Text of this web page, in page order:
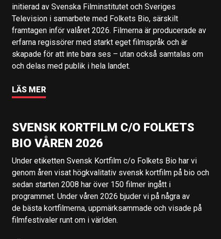
initierad av Svenska Filminstitutet och Sveriges
Television i samarbete med Folkets Bio, särskilt
framtagen inför valåret 2026. Filmerna är producerade av
erfarna regissörer med starkt eget filmspråk och är
skapade för att inte bara ses – utan också samtalas om
och delas med publik i hela landet.
LÄS MER
SVENSK KORTFILM C/O FOLKETS
BIO VÅREN 2026
Under etiketten Svensk Kortfilm c/o Folkets Bio har vi
genom åren visat högkvalitativ svensk kortfilm på bio och
sedan starten 2008 har över 150 filmer ingått i
programmet. Under våren 2026 bjuder vi på några av
de bästa kortfilmerna, uppmärksammade och visade på
filmfestivaler runt om i världen.